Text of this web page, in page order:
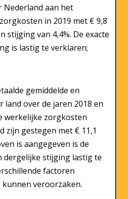
Nederland aan het
in 2019 met € 9,8
stijging van 4,4%. De exacte
is lastig te verklaren;
gemiddelde en
over de jaren 2018 en
werkelijke zorgkosten
zijn gestegen met € 11,1
is aangegeven is de
dergelijke stijging lastig te
factoren
veroorzaken.